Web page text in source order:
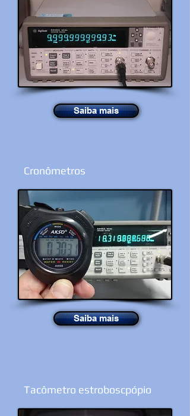
Saiba mais
Cronômetros
Saiba mais
Tacômetro estroboscpópio